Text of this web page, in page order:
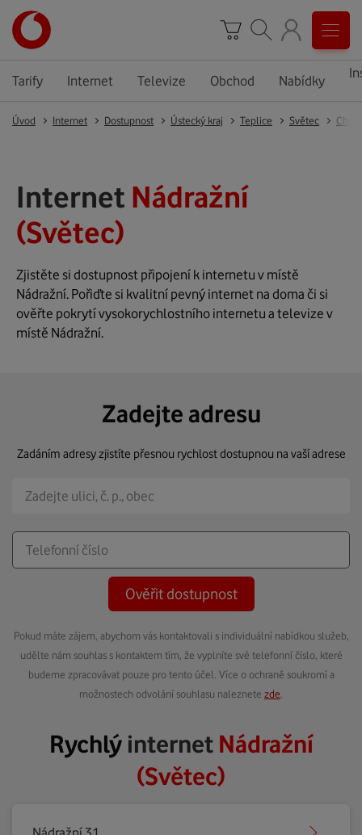
Tarify Internet Televize Obchod Nabídky
Úvod Internet Dostupnost Ústecký kraj Teplice Světec
Internet Nádražní
(Světec)
Zjistěte si dostupnost připojení k internetu v místě
Nádražní. Pořiďte si kvalitní pevný internet na doma či si
ověřte pokrytí vysokorychlostního internetu a televize v
místě Nádražní.
Zadejte adresu
Zadáním adresy zjistíte přesnou rychlost dostupnou na vaší adrese
Ověřit dostupnost
Pokud máte zájem, abychom vás kontaktovali s individuální nabídkou služeb,
udělte nám souhlas s kontaktem tím, že vyplníte své telefonní číslo, které
budeme zpracovávat pouze pro tento účel. Více o ochraně soukromí a
možnostech odvolání souhlasu naleznete zde
Rychlýinternet Nádražní
(Světec)